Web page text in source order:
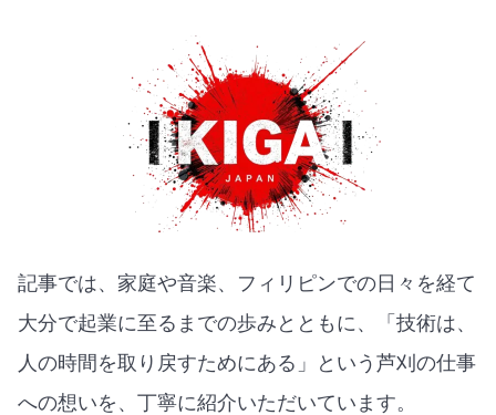
記事では、家庭や音楽、フィリピンでの日々を経て
大分で起業に至るまでの歩みとともに、「技術は、
人の時間を取り戻すためにある」という芦刈の仕事
への想いを、丁寧に紹介いただいています。